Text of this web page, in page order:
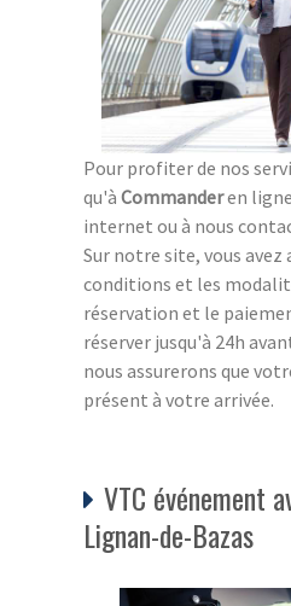
Pour profiter de nos
qu'à Commanderen
internet ou à nous
Sur notre site, vous avez
conditions et les
réservation et le
réserver jusqu'à 24h
nous assurerons que
présent à votre arrivée.
VTC événement
Lignan-de-Bazas